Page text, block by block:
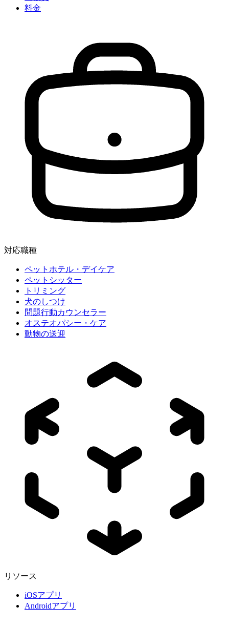
料金
対応職種
ペットホテル・デイケア
ペットシッター
トリミング
犬のしつけ
問題行動カウンセラー
オステオパシー・ケア
動物の送迎
リソース
iOSアプリ
Androidアプリ